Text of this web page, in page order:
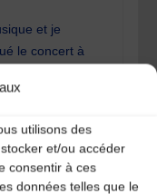
utilisons des
et/ou accéder
consentir à ces
données telles que le
et je
le concert à
vous
Bien
sur
manque
votre